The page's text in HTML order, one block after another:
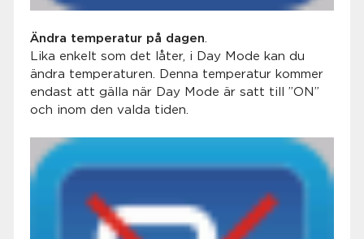
Ändra temperatur på dagen.
Lika enkelt som det låter, i Day Mode kan du
ändra temperaturen. Denna temperatur kommer
endast att gälla när Day Mode är satt till ”ON”
och inom den valda tiden.